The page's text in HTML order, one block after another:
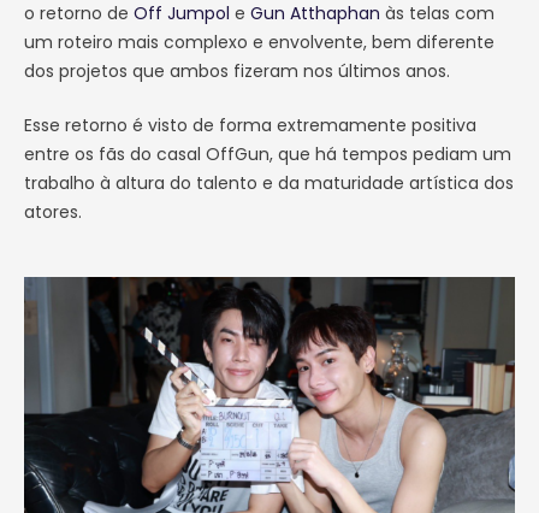
o retorno de Off Jumpol e Gun Atthaphan às telas com
um roteiro mais complexo e envolvente, bem diferente
dos projetos que ambos fizeram nos últimos anos.
Esse retorno é visto de forma extremamente positiva
entre os fãs do casal OffGun, que há tempos pediam um
trabalho à altura do talento e da maturidade artística dos
atores.